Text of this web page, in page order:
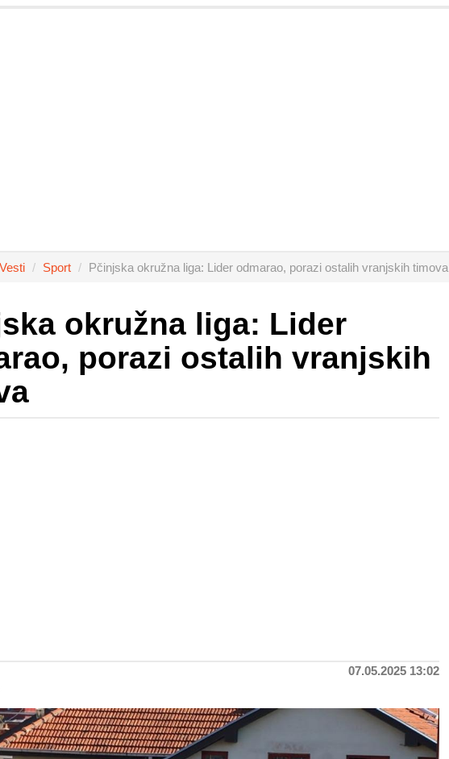
Vesti Sport Pčinjska okružna liga: Lider odmarao, porazi ostalih vranjskih timova
okružna liga: Lider
porazi ostalih vranjskih
07.05.2025 13:02